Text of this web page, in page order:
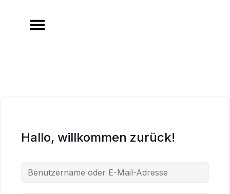
Hallo, willkommen zurück!